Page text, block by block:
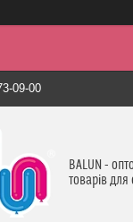
09-00
BALUN -
товарів для